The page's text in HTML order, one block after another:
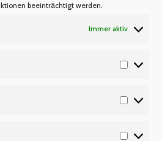
beeinträchtigt werden.
Immer aktiv